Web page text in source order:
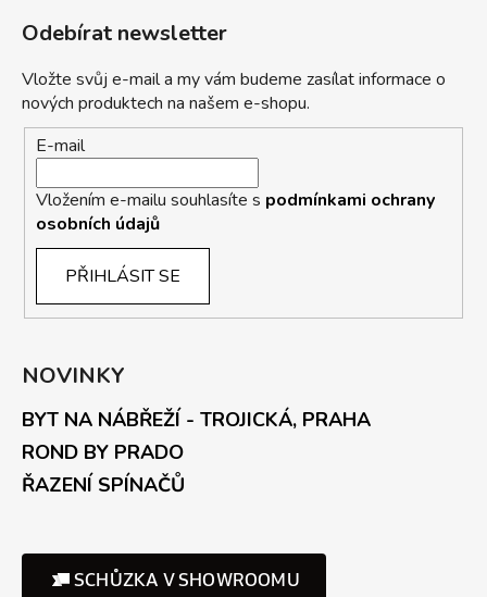
Odebírat newsletter
Vložte svůj e-mail a my vám budeme zasílat informace o
nových produktech na našem e-shopu.
E-mail
Vložením e-mailu souhlasíte s podmínkami ochrany
osobních údajů
PŘIHLÁSIT SE
NOVINKY
BYT NA NÁBŘEŽÍ - TROJICKÁ, PRAHA
ROND BY PRADO
ŘAZENÍ SPÍNAČŮ
SCHŮZKA V SHOWROOMU